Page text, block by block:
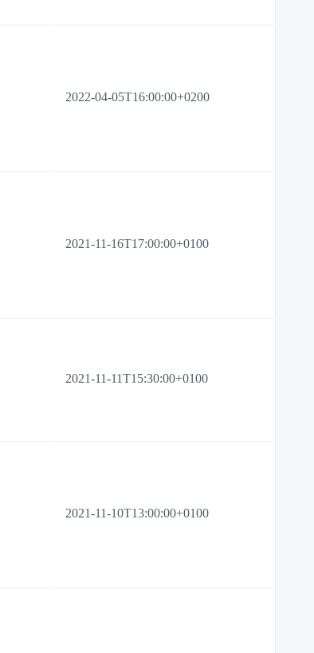
2022-04-05T16:00:00+0200
2021-11-16T17:00:00+0100
2021-11-11T15:30:00+0100
2021-11-10T13:00:00+0100